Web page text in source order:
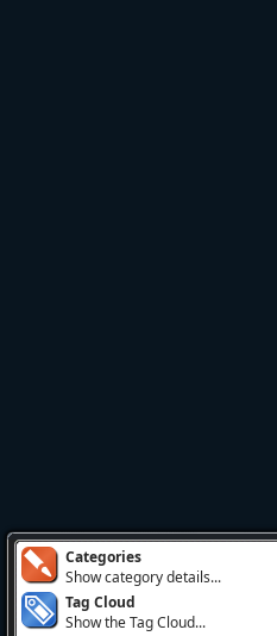
Categories
Show category details...
Tag Cloud
Show the Tag Cloud...